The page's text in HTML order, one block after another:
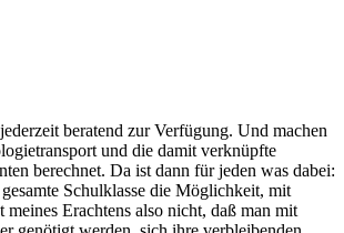
beratend zur Verfügung. Und machen
und die damit verknüpfte
berechnet. Da ist dann für jeden was dabei:
Schulklasse die Möglichkeit, mit
Erachtens also nicht, daß man mit